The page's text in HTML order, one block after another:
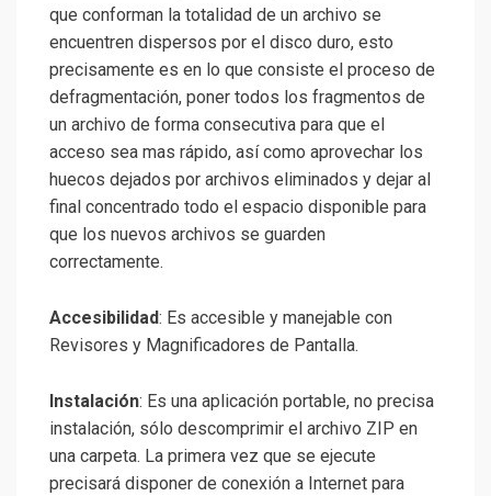
que conforman la totalidad de un archivo se
encuentren dispersos por el disco duro, esto
precisamente es en lo que consiste el proceso de
defragmentación, poner todos los fragmentos de
un archivo de forma consecutiva para que el
acceso sea mas rápido, así como aprovechar los
huecos dejados por archivos eliminados y dejar al
final concentrado todo el espacio disponible para
que los nuevos archivos se guarden
correctamente.
Accesibilidad: Es accesible y manejable con
Revisores y Magnificadores de Pantalla.
Instalación: Es una aplicación portable, no precisa
instalación, sólo descomprimir el archivo ZIP en
una carpeta. La primera vez que se ejecute
precisará disponer de conexión a Internet para